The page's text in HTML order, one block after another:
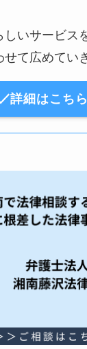
しいサービス
て広めてい
詳細はこちら